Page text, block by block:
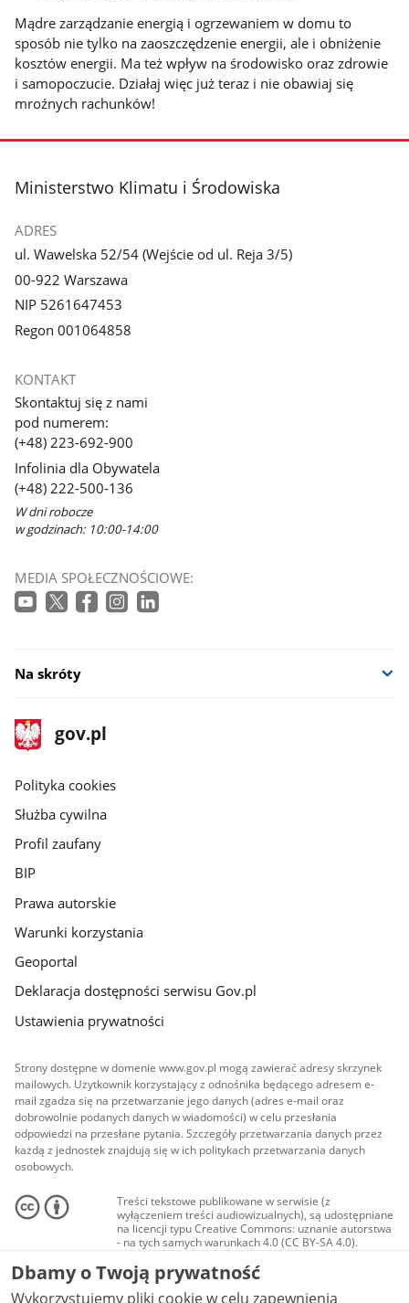
Mądre zarządzanie energią i ogrzewaniem w domu to
sposób nie tylko na zaoszczędzenie energii, ale i obniżenie
kosztów energii. Ma też wpływ na środowisko oraz zdrowie
i samopoczucie. Działaj więc już teraz i nie obawiaj się
mroźnych rachunków!
stopka
Ministerstwo Klimatu i Środowiska
ADRES
ul. Wawelska 52/54 (Wejście od ul. Reja 3/5)
00-922 Warszawa
NIP 5261647453
Regon 001064858
KONTAKT
Skontaktuj się z nami
pod numerem:
(+48) 223-692-900
Infolinia dla Obywatela
(+48) 222-500-136
W dni robocze
w godzinach: 10:00-14:00
MEDIA SPOŁECZNOŚCIOWE:
Na skróty
stopka
gov.pl
Strona
gov.pl
gov.pl
Polityka cookies
Służba cywilna
Profil zaufany
BIP
Prawa autorskie
Warunki korzystania
Geoportal
Deklaracja dostępności serwisu Gov.pl
Ustawienia prywatności
Strony dostępne w domenie www.gov.pl mogą zawierać adresy skrzynek
mailowych. Użytkownik korzystający z odnośnika będącego adresem e-
mail zgadza się na przetwarzanie jego danych (adres e-mail oraz
dobrowolnie podanych danych w wiadomości) w celu przesłania
odpowiedzi na przesłane pytania. Szczegóły przetwarzania danych przez
każdą z jednostek znajdują się w ich politykach przetwarzania danych
osobowych.
Treści tekstowe publikowane w serwisie (z
wyłączeniem treści audiowizualnych), są udostępniane
na licencji typu Creative Commons: uznanie autorstwa
- na tych samych warunkach 4.0 (CC BY-SA 4.0).
Materiały audiowizualne, w tym zdjęcia, materiały
audio i wideo, są udostępniane na licencji typu
Creative Commons: uznanie autorstwa użycie
niekomercyjne - bez utworów zależnych 4.0 (CC BY-
Dbamy o Twoją prywatność
Wykorzystujemy pliki cookie w celu zapewnienia